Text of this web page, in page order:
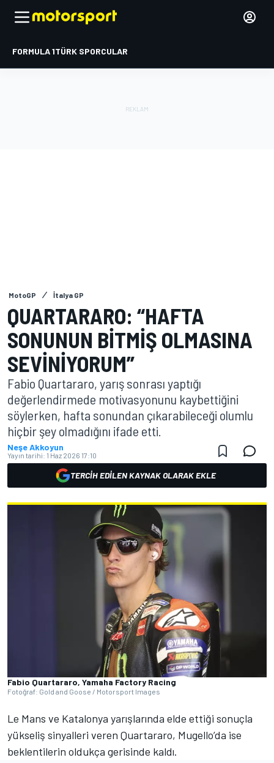
FORMULA 1TÜRK SPORCULAR
MotoGP İtalya GP
QUARTARARO: “HAFTA
SONUNUN BITMIŞ OLMASINA
SEVINIYORUM”
Fabio Quartararo, yarış sonrası yaptığı
değerlendirmede motivasyonunu kaybettiğini
söylerken, hafta sonundan çıkarabileceği olumlu
hiçbir şey olmadığını ifade etti.
Neşe Akkoyun
Yayın tarihi: 1 Haz 2026 17:10
TERCIH EDILEN KAYNAK OLARAK EKLE
Fabio Quartararo, Yamaha Factory Racing
Fotoğraf: Gold and Goose / Motorsport Images
Le Mans ve Katalonya yarışlarında elde ettiği sonuçla
yükseliş sinyalleri veren Quartararo, Mugello’da ise
beklentilerin oldukça gerisinde kaldı.